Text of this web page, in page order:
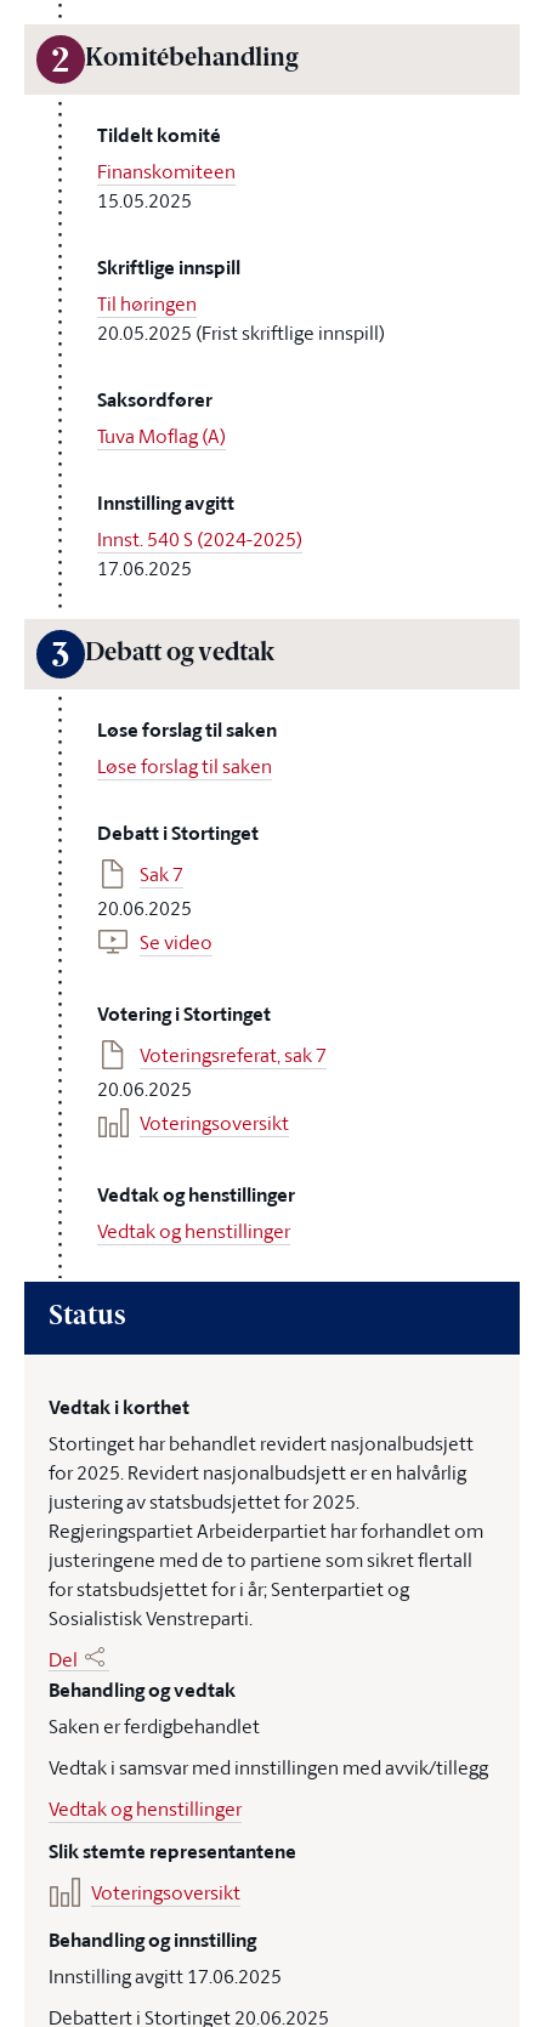
2 Komitébehandling
Tildelt komité
Finanskomiteen
15.05.2025
Skriftlige innspill
Til høringen
20.05.2025 (Frist skriftlige innspill)
Saksordfører
Tuva Moflag (A)
Innstilling avgitt
Innst. 540 S (2024-2025)
17.06.2025
3 Debatt og vedtak
Løse forslag til saken
Løse forslag til saken
Debatt i Stortinget
Sak 7
20.06.2025
Se video
Votering i Stortinget
Voteringsreferat, sak 7
20.06.2025
Voteringsoversikt
Vedtak og henstillinger
Vedtak og henstillinger
Status
Vedtak i korthet
Stortinget har behandlet revidert nasjonalbudsjett
for 2025. Revidert nasjonalbudsjett er en halvårlig
justering av statsbudsjettet for 2025.
Regjeringspartiet Arbeiderpartiet har forhandlet om
justeringene med de to partiene som sikret flertall
for statsbudsjettet for i år; Senterpartiet og
Sosialistisk Venstreparti.
Del
Behandling og vedtak
Saken er ferdigbehandlet
Vedtak i samsvar med innstillingen med avvik/tillegg
Vedtak og henstillinger
Slik stemte representantene
Voteringsoversikt
Behandling og innstilling
Innstilling avgitt 17.06.2025
Debattert i Stortinget 20.06.2025